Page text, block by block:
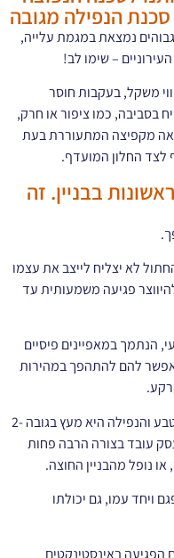
הנפילה מגובה
נמצאת במגמת עלייה,
– שימו לב!
משקל, בעקבות חוסר
בסביבה, כמו ציפור או חרק,
מקפיצה המתעוררת בעת
לצד החלון המועדף.
בבניין. זה
לא יצליח לייצב את עצמו
פגיעה משמעותית עד
הנתמך במאפיינים פיסיים
להם להתהפך במהירות
המנגנון הזה מאד יעיל כשהחתול נמצא בטבע והנפילה היא מעץ בגובה 2-
עובד בצורה הרבה פחות
נופל מהבניין החוצה.
ויחד עמו, גם יכולתו